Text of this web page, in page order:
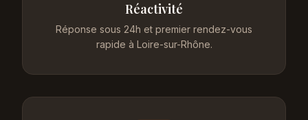
Réactivité
Réponse sous 24h et premier rendez-vous
rapide à Loire-sur-Rhône.